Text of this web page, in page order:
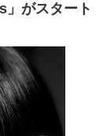
がスタート